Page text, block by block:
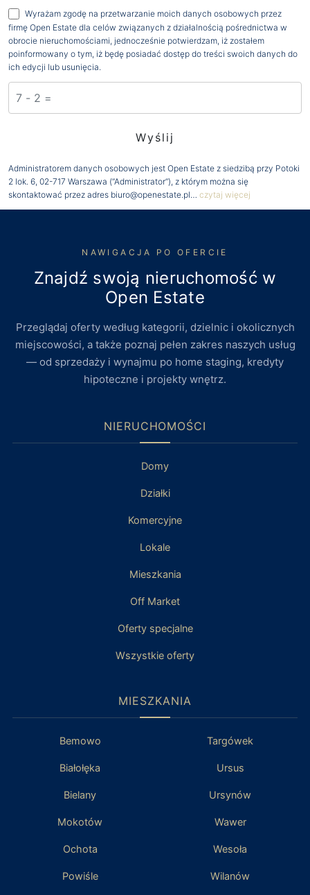
Wyrażam zgodę na przetwarzanie moich danych osobowych przez
firmę Open Estate dla celów związanych z działalnością pośrednictwa w
obrocie nieruchomościami, jednocześnie potwierdzam, iż zostałem
poinformowany o tym, iż będę posiadać dostęp do treści swoich danych do
ich edycji lub usunięcia.
Administratorem danych osobowych jest Open Estate z siedzibą przy Potoki
2 lok. 6, 02-717 Warszawa (“Administrator”), z którym można się
skontaktować przez adres biuro@openestate.pl… czytaj więcej
NAWIGACJA PO OFERCIE
Znajdź swoją nieruchomość w
Open Estate
Przeglądaj oferty według kategorii, dzielnic i okolicznych
miejscowości, a także poznaj pełen zakres naszych usług
— od sprzedaży i wynajmu po home staging, kredyty
hipoteczne i projekty wnętrz.
NIERUCHOMOŚCI
Domy
Działki
Komercyjne
Lokale
Mieszkania
Off Market
Oferty specjalne
Wszystkie oferty
MIESZKANIA
Bemowo
Białołęka
Bielany
Mokotów
Ochota
Powiśle
Targówek
Ursus
Ursynów
Wawer
Wesoła
Wilanów